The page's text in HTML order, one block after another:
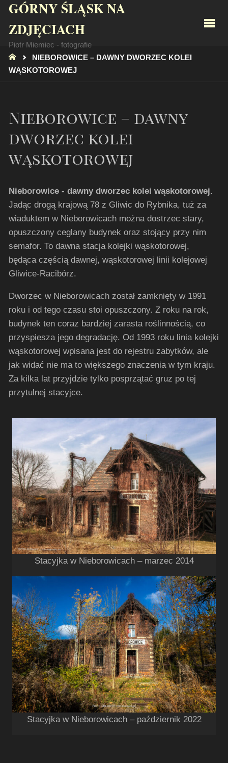
GÓRNY ŚLĄSK NA
ZDJĘCIACH
Piotr Miemiec - fotografie
STRONA
GŁÓWNA
NIEBOROWICE – DAWNY DWORZEC KOLEI
WĄSKOTOROWEJ
Nieborowice – dawny
dworzec kolei
wąskotorowej
Nieborowice - dawny dworzec kolei wąskotorowej.
Jadąc drogą krajową 78 z Gliwic do Rybnika, tuż za
wiaduktem w Nieborowicach można dostrzec stary,
opuszczony ceglany budynek oraz stojący przy nim
semafor. To dawna stacja kolejki wąskotorowej,
będąca częścią dawnej, wąskotorowej linii kolejowej
Gliwice-Racibórz.
Dworzec w Nieborowicach został zamknięty w 1991
roku i od tego czasu stoi opuszczony. Z roku na rok,
budynek ten coraz bardziej zarasta roślinnością, co
przyspiesza jego degradację. Od 1993 roku linia kolejki
wąskotorowej wpisana jest do rejestru zabytków, ale
jak widać nie ma to większego znaczenia w tym kraju.
Za kilka lat przyjdzie tylko posprzątać gruz po tej
przytulnej stacyjce.
Stacyjka w Nieborowicach – marzec 2014
Stacyjka w Nieborowicach – październik 2022